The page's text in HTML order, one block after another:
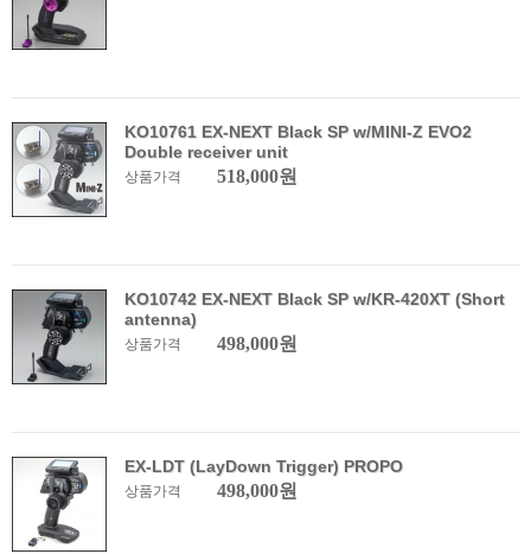
KO10761 EX-NEXT Black SP w/MINI-Z EVO2
Double receiver unit
상품가격 518,000원
KO10742 EX-NEXT Black SP w/KR-420XT (Short
antenna)
상품가격 498,000원
EX-LDT (LayDown Trigger) PROPO
상품가격 498,000원